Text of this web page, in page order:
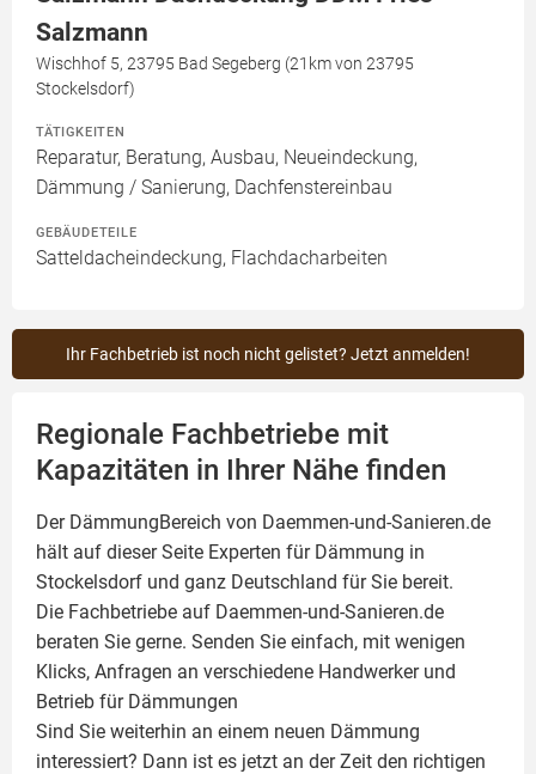
Salzmann
Wischhof 5, 23795 Bad Segeberg (21km von 23795
Stockelsdorf)
TÄTIGKEITEN
Reparatur, Beratung, Ausbau, Neueindeckung,
Dämmung / Sanierung, Dachfenstereinbau
GEBÄUDETEILE
Satteldacheindeckung, Flachdacharbeiten
Ihr Fachbetrieb ist noch nicht gelistet? Jetzt anmelden!
Regionale Fachbetriebe mit
Kapazitäten in Ihrer Nähe finden
Der DämmungBereich von Daemmen-und-Sanieren.de
hält auf dieser Seite Experten für Dämmung in
Stockelsdorf und ganz Deutschland für Sie bereit.
Die Fachbetriebe auf Daemmen-und-Sanieren.de
beraten Sie gerne. Senden Sie einfach, mit wenigen
Klicks, Anfragen an verschiedene Handwerker und
Betrieb für Dämmungen
Sind Sie weiterhin an einem neuen Dämmung
interessiert? Dann ist es jetzt an der Zeit den richtigen